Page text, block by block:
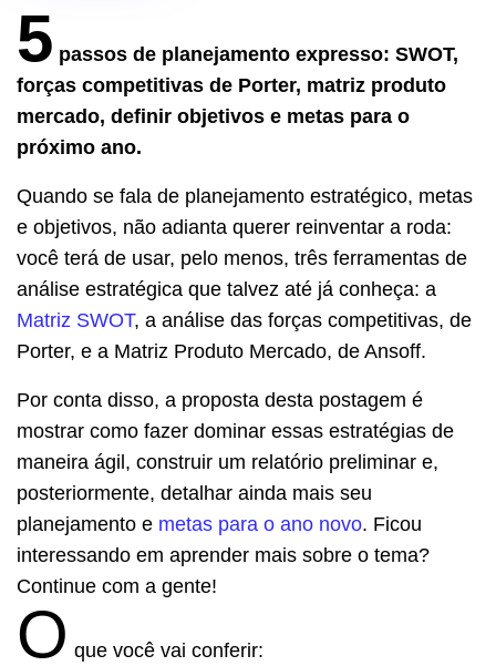
5 passos de planejamento expresso: SWOT,
forças competitivas de Porter, matriz produto
mercado, definir objetivos e metas para o
próximo ano.
Quando se fala de planejamento estratégico, metas
e objetivos, não adianta querer reinventar a roda:
você terá de usar, pelo menos, três ferramentas de
análise estratégica que talvez até já conheça: a
Matriz SWOT, a análise das forças competitivas, de
Porter, e a Matriz Produto Mercado, de Ansoff.
Por conta disso, a proposta desta postagem é
mostrar como fazer dominar essas estratégias de
maneira ágil, construir um relatório preliminar e,
posteriormente, detalhar ainda mais seu
planejamento e metas para o ano novo. Ficou
interessando em aprender mais sobre o tema?
Continue com a gente!
O que você vai conferir: